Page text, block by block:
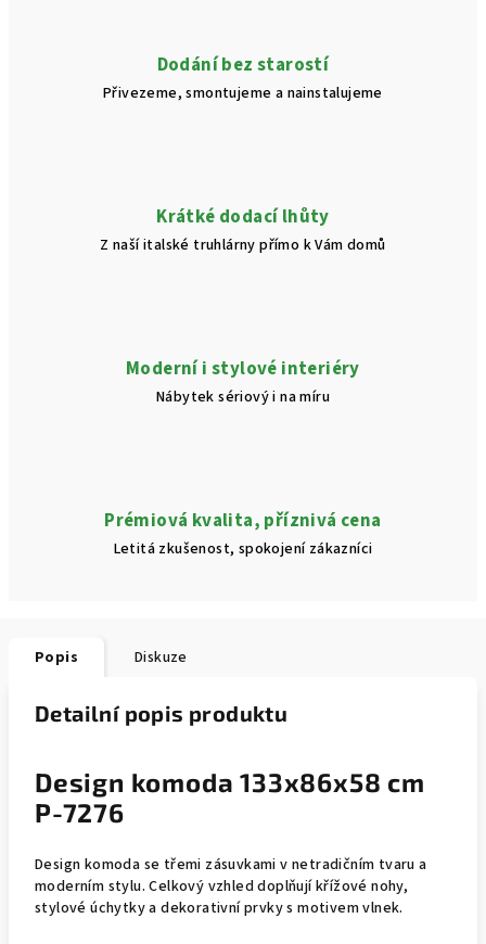
Dodání bez starostí
Přivezeme, smontujeme a nainstalujeme
Krátké dodací lhůty
Z naší italské truhlárny přímo k Vám domů
Moderní i stylové interiéry
Nábytek sériový i na míru
Prémiová kvalita, příznivá cena
Letitá zkušenost, spokojení zákazníci
Popis Diskuze
Detailní popis produktu
Design komoda 133x86x58 cm
P-7276
Design komoda se třemi zásuvkami v netradičním tvaru a
moderním stylu. Celkový vzhled doplňují křížové nohy,
stylové úchytky a dekorativní prvky s motivem vlnek.